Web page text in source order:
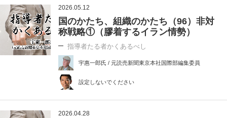
2026.05.12
国のかたち、組織のかたち（96）非対
称戦略①（膠着するイラン情勢）
指導者たる者かくあるべし
宇惠一郎氏 / 元読売新聞東京本社国際部編集委員
設定しないでください
2026.04.28